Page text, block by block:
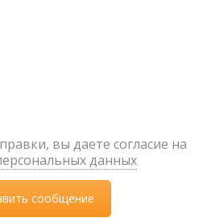
вы даете согласие на
данных